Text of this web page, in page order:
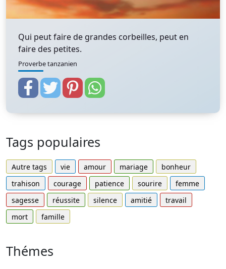
Qui peut faire de grandes corbeilles, peut en
faire des petites.
Proverbe tanzanien
Tags populaires
Autre tags vie amour mariage
bonheur
trahison
courage patience sourire
femme
sagesse
réussite silence amitié
travail
mort
famille
Thémes